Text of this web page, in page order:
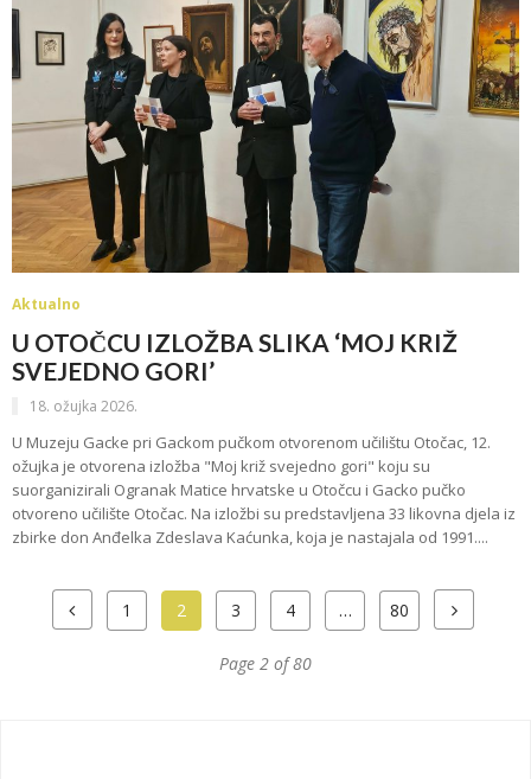
Aktualno
U OTOČCU IZLOŽBA SLIKA ‘MOJ KRIŽ
SVEJEDNO GORI’
18. ožujka 2026.
U Muzeju Gacke pri Gackom pučkom otvorenom učilištu Otočac, 12.
ožujka je otvorena izložba "Moj križ svejedno gori" koju su
suorganizirali Ogranak Matice hrvatske u Otočcu i Gacko pučko
otvoreno učilište Otočac. Na izložbi su predstavljena 33 likovna djela iz
zbirke don Anđelka Zdeslava Kaćunka, koja je nastajala od 1991....
1 2 3 4 … 80
Page 2 of 80